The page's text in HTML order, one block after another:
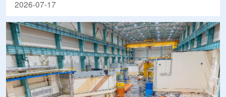
2026-07-17